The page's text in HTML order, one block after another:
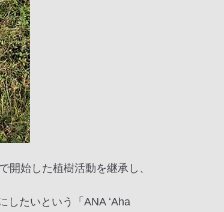
始した植樹活動を継承し、
したいという「ANA ʻAha